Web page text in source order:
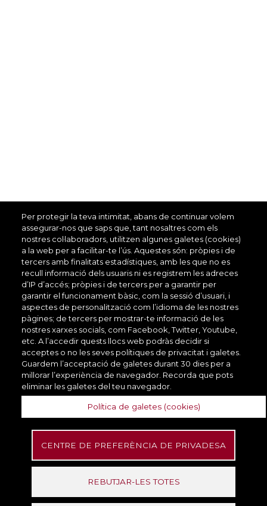
Per protegir la teva intimitat, abans de continuar volem
assegurar-nos que saps que, tant nosaltres com els
nostres col·laboradors, utilitzen algunes galetes (cookies)
a la web per a facilitar-te l’ús. Aquestes són: pròpies i de
tercers amb finalitats estadístiques, amb les que no es
recull informació dels usuaris ni es registrem les adreces
d’IP d’accés; pròpies i de tercers per a garantir per
garantir el funcionament bàsic, com la sessió d’usuari, i
aspectes de personalització com l’idioma de les nostres
pàgines; de tercers per mostrar-te informació de les
nostres xarxes socials, com Facebook, Twitter, Youtube,
etc. A l’accedir quests llocs web podràs decidir si
acceptes o no les seves polítiques de privacitat i galetes.
Guardem l’acceptació de galetes durant 30 dies per a
millorar l’experiència de navegador. Recorda que pots
eliminar les galetes del teu navegador.
Política de galetes (cookies)
CENTRE DE PREFERÈNCIA DE PRIVADESA
REBUTJAR-LES TOTES